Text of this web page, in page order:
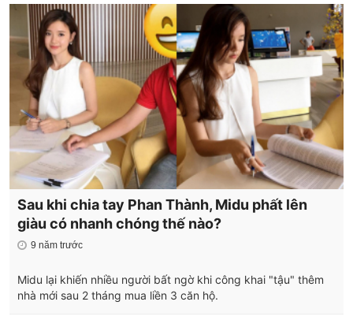
Sau khi chia tay Phan Thành, Midu phất lên
giàu có nhanh chóng thế nào?
9 năm trước
Midu lại khiến nhiều người bất ngờ khi công khai "tậu" thêm
nhà mới sau 2 tháng mua liền 3 căn hộ.